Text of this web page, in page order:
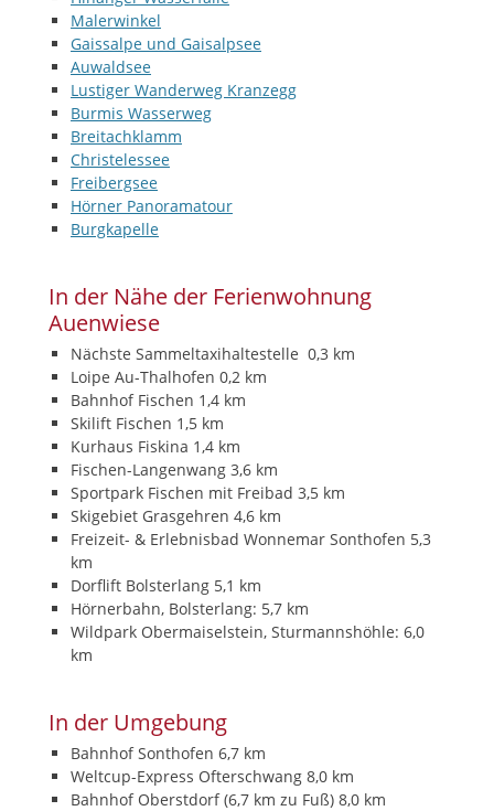
Malerwinkel
Gaissalpe und Gaisalpsee
Auwaldsee
Lustiger Wanderweg Kranzegg
Burmis Wasserweg
Breitachklamm
Christelessee
Freibergsee
Hörner Panoramatour
Burgkapelle
In der Nähe der Ferienwohnung
Auenwiese
Nächste Sammeltaxihaltestelle 0,3 km
Loipe Au-Thalhofen 0,2 km
Bahnhof Fischen 1,4 km
Skilift Fischen 1,5 km
Kurhaus Fiskina 1,4 km
Fischen-Langenwang 3,6 km
Sportpark Fischen mit Freibad 3,5 km
Skigebiet Grasgehren 4,6 km
Freizeit- & Erlebnisbad Wonnemar Sonthofen 5,3
km
Dorflift Bolsterlang 5,1 km
Hörnerbahn, Bolsterlang: 5,7 km
Wildpark Obermaiselstein, Sturmannshöhle: 6,0
km
In der Umgebung
Bahnhof Sonthofen 6,7 km
Weltcup-Express Ofterschwang 8,0 km
Bahnhof Oberstdorf (6,7 km zu Fuß) 8,0 km